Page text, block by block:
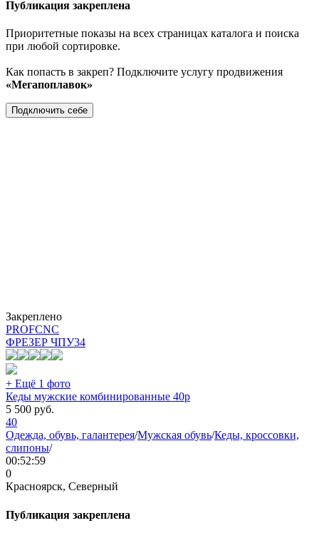
Публикация закреплена
Приоритетные показы на всех страницах каталога и поиска
при любой сортировке.
Как попасть в закреп? Подключите услугу продвижения
«Мегапоплавок»
Подключить себе
Закреплено
PROFCNC
ФРЕЗЕР ЧПУ34
+ Ещё 1 фото
Кеды мужские комбинированные 40р
5 500 руб.
40
Одежда, обувь, галантерея/Мужская обувь/Кеды, кроссовки,
слипоны/
00:52:59
0
Красноярск, Северный
Публикация закреплена